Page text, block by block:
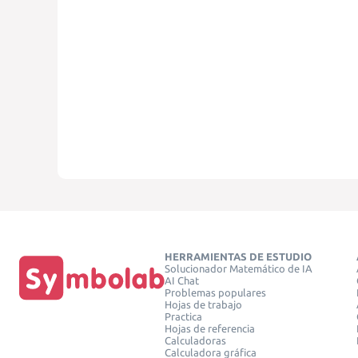
HERRAMIENTAS DE ESTUDIO
Solucionador Matemático de IA
AI Chat
Problemas populares
Hojas de trabajo
Practica
Hojas de referencia
Calculadoras
Calculadora gráfica